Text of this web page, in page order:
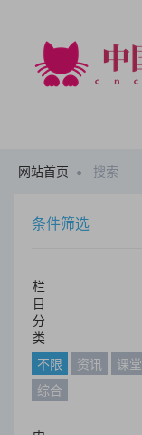
网站首页 搜索
条件筛选
栏
目
分
类
不限
资讯 课堂
综合